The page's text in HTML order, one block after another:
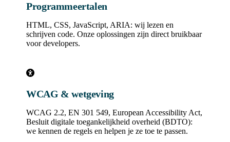
Programmeertalen
HTML, CSS, JavaScript, ARIA: wij lezen en
schrijven code. Onze oplossingen zijn direct bruikbaar
voor developers.
WCAG & wetgeving
WCAG 2.2, EN 301 549, European Accessibility Act,
Besluit digitale toegankelijkheid overheid (BDTO):
we kennen de regels en helpen je ze toe te passen.